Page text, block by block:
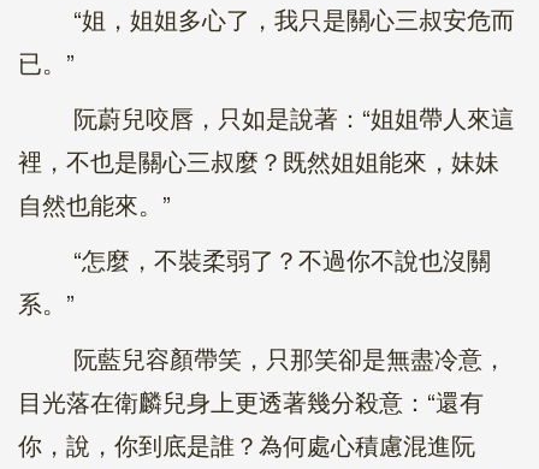
“姐，姐姐多心了，我只是關心三叔安危而
已。”
阮蔚兒咬唇，只如是說著：“姐姐帶人來這
裡，不也是關心三叔麼？既然姐姐能來，妹妹
自然也能來。”
“怎麼，不裝柔弱了？不過你不說也沒關
系。”
阮藍兒容顏帶笑，只那笑卻是無盡冷意，
目光落在衛麟兒身上更透著幾分殺意：“還有
你，說，你到底是誰？為何處心積慮混進阮